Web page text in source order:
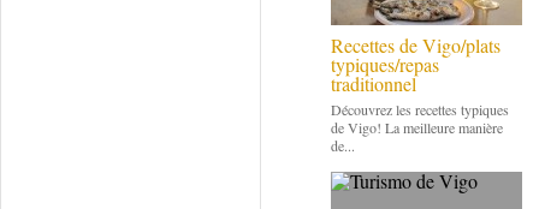
Recettes de Vigo/plats
typiques/repas
traditionnel
Découvrez les recettes typiques
de Vigo! La meilleure manière
de...